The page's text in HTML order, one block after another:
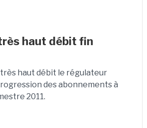
haut débit fin
haut débit le régulateur
des abonnements à
2011.